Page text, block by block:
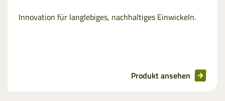
Innovation für langlebiges, nachhaltiges Einwickeln.
Produkt ansehen